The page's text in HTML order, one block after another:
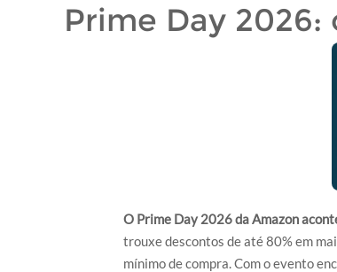
Prime Day
O Prime Day 2026 da Amazon
trouxe descontos de até 80% em
mínimo de compra. Com o evento